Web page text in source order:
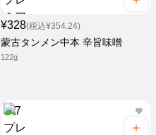
¥328(税込¥354.24)
蒙古タンメン中本 辛旨味噌
122g